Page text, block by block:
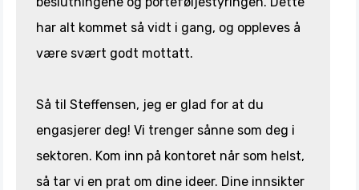
har alt kommet så vidt i gang, og oppleves å
være svært godt mottatt.
Så til Steffensen, jeg er glad for at du
engasjerer deg! Vi trenger sånne som deg i
sektoren. Kom inn på kontoret når som helst,
så tar vi en prat om dine ideer. Dine innsikter